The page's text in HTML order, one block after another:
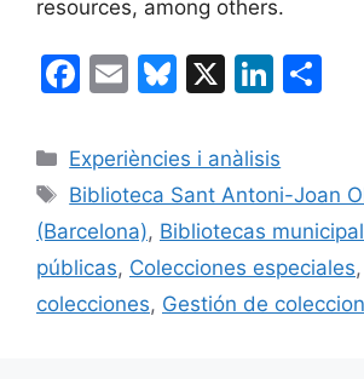
resources, among others.
F
c
e
b
o
o
E
ai
l
Bl
e
s
k
y
X
Li
k
e
dI
n
p
ar
tir
Categorías
Experiències i anàlisis
Etiquetas
Biblioteca Sant Antoni-Joan
(Barcelona), Bibliotecas
públicas, Colecciones especiales,
colecciones, Gestión de